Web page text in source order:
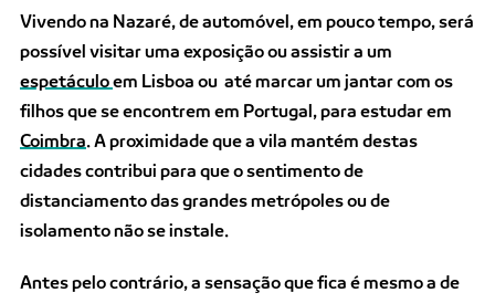
Vivendo na Nazaré, de automóvel, em pouco tempo, será
possível visitar uma exposição ou assistir a um
espetáculoem Lisboa ou até marcar um jantar com os
filhos que se encontrem em Portugal, para estudar em
Coimbra. A proximidade que a vila mantém destas
cidades contribui para que o sentimento de
distanciamento das grandes metrópoles ou de
isolamento não se instale.
Antes pelo contrário, a sensação que fica é mesmo a de